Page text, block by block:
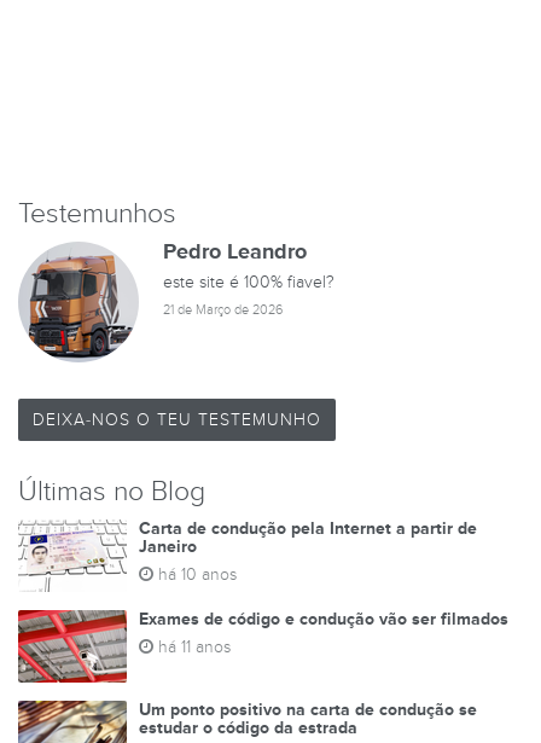
Testemunhos
Pedro Leandro
este site é 100% fiavel?
21 de Março de 2026
DEIXA-NOS O TEU TESTEMUNHO
Últimas no Blog
Carta de condução pela Internet a partir de
Janeiro
há 10 anos
Exames de código e condução vão ser filmados
há 11 anos
Um ponto positivo na carta de condução se
estudar o código da estrada